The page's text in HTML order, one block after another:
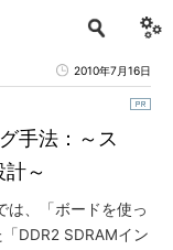
2010年7月16日
手法：～ス
～
は、「ボードを使っ
DDR2 SDRAMイン